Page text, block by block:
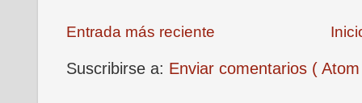
Entrada más reciente
Suscribirse a: Enviar comentarios (